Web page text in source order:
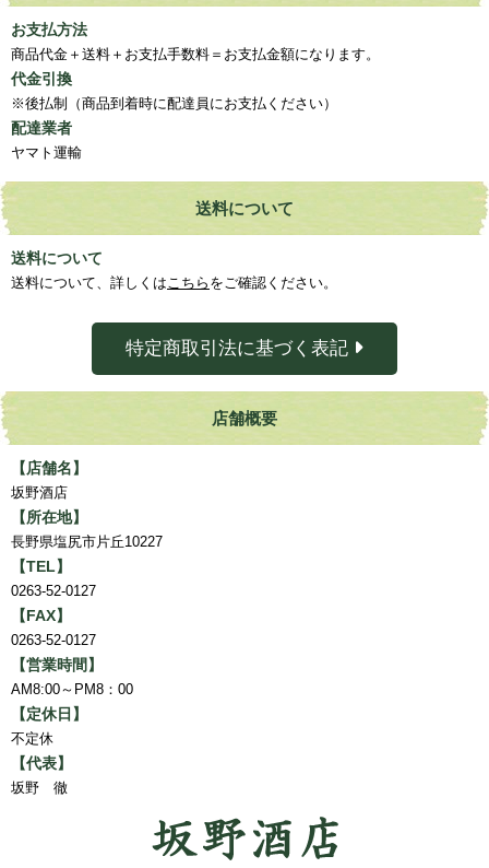
お支払方法
商品代金＋送料＋お支払手数料＝お支払金額になります。
代金引換
※後払制（商品到着時に配達員にお支払ください）
配達業者
ヤマト運輸
送料について
送料について
送料について、詳しくは こちら をご確認ください。
特定商取引法に基づく表記
店舗概要
【店舗名】
坂野酒店
【所在地】
長野県塩尻市片丘10227
【TEL】
0263-52-0127
【FAX】
0263-52-0127
【営業時間】
AM8:00～PM8：00
【定休日】
不定休
【代表】
坂野 徹